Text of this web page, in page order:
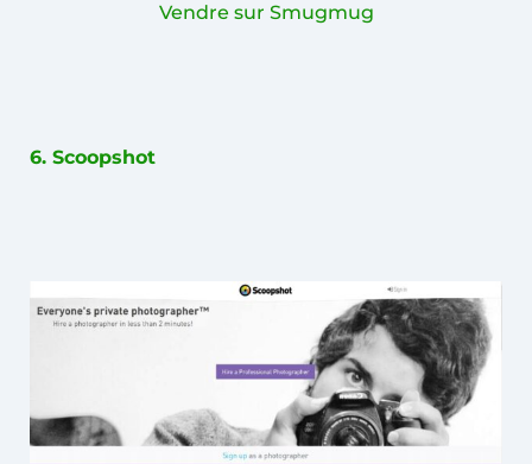
Vendre sur Smugmug
6. Scoopshot